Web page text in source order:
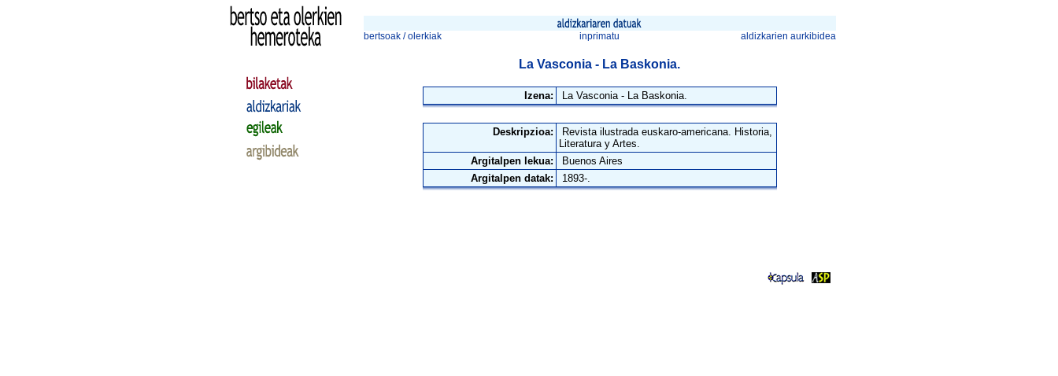
bertsoak / olerkiak inprimatu aldizkarien aurkibidea
La Vasconia - La Baskonia.
Izena: La Vasconia - La Baskonia.
Deskripzioa:
Revista ilustrada euskaro-americana. Historia,
Literatura y Artes.
Argitalpen lekua:
Buenos Aires
Argitalpen datak:
1893-.